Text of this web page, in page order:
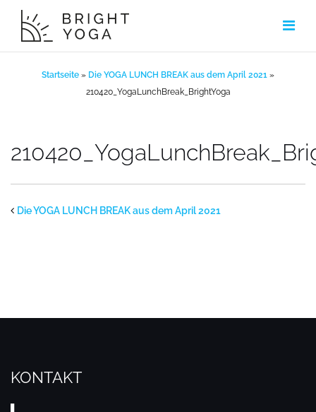
Inhalt
springen
Startseite » Die YOGA LUNCH BREAK aus dem April 2021 »
210420_YogaLunchBreak_BrightYoga
Die YOGA LUNCH BREAK aus dem April 2021
KONTAKT